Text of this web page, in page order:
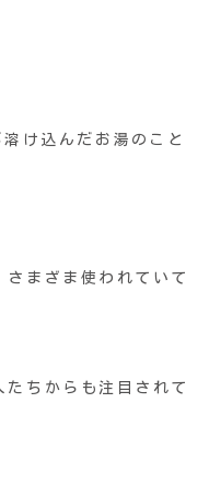
け込んだお湯のこと
まざま使われていて
ちからも注目されて